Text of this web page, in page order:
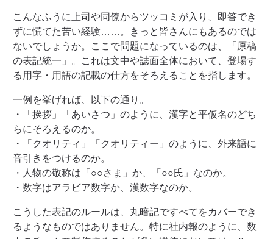
こんなふうに上司や同僚からツッコミが入り、即答でき
ずに慌てた苦い経験……。きっと皆さんにもあるのでは
ないでしょうか。ここで問題になっているのは、「原稿
の表記統一」。これは文中や誌面全体において、登場す
る用字・用語の記載の仕方をそろえることを指します。
一例を挙げれば、以下の通り。
・「挨拶」「あいさつ」のように、漢字と平仮名のどち
らにそろえるのか。
・「クオリティ」「クオリティー」のように、外来語に
音引きをつけるのか。
・人物の敬称は「○○さま」か、「○○氏」なのか。
・数字はアラビア数字か、漢数字なのか。
こうした表記のルールは、丸暗記ですべてをカバーでき
るようなものではありません。特に社内報のように、数